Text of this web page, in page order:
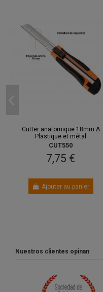
Cutter anatomique 18mm Δ
Plastique et métal
CUT550
7,75 €
Ajouter au panier
Nuestros clientes opinan